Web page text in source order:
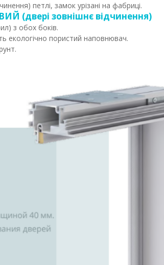
петлі, замок урізані на фабриці.
(двері зовнішнє відчинення)
з обох боків.
екологічно пористий наповнювач.